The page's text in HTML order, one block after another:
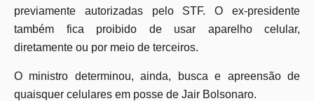
previamente autorizadas pelo STF. O ex-presidente
também fica proibido de usar aparelho celular,
diretamente ou por meio de terceiros.
O ministro determinou, ainda, busca e apreensão de
quaisquer celulares em posse de Jair Bolsonaro.